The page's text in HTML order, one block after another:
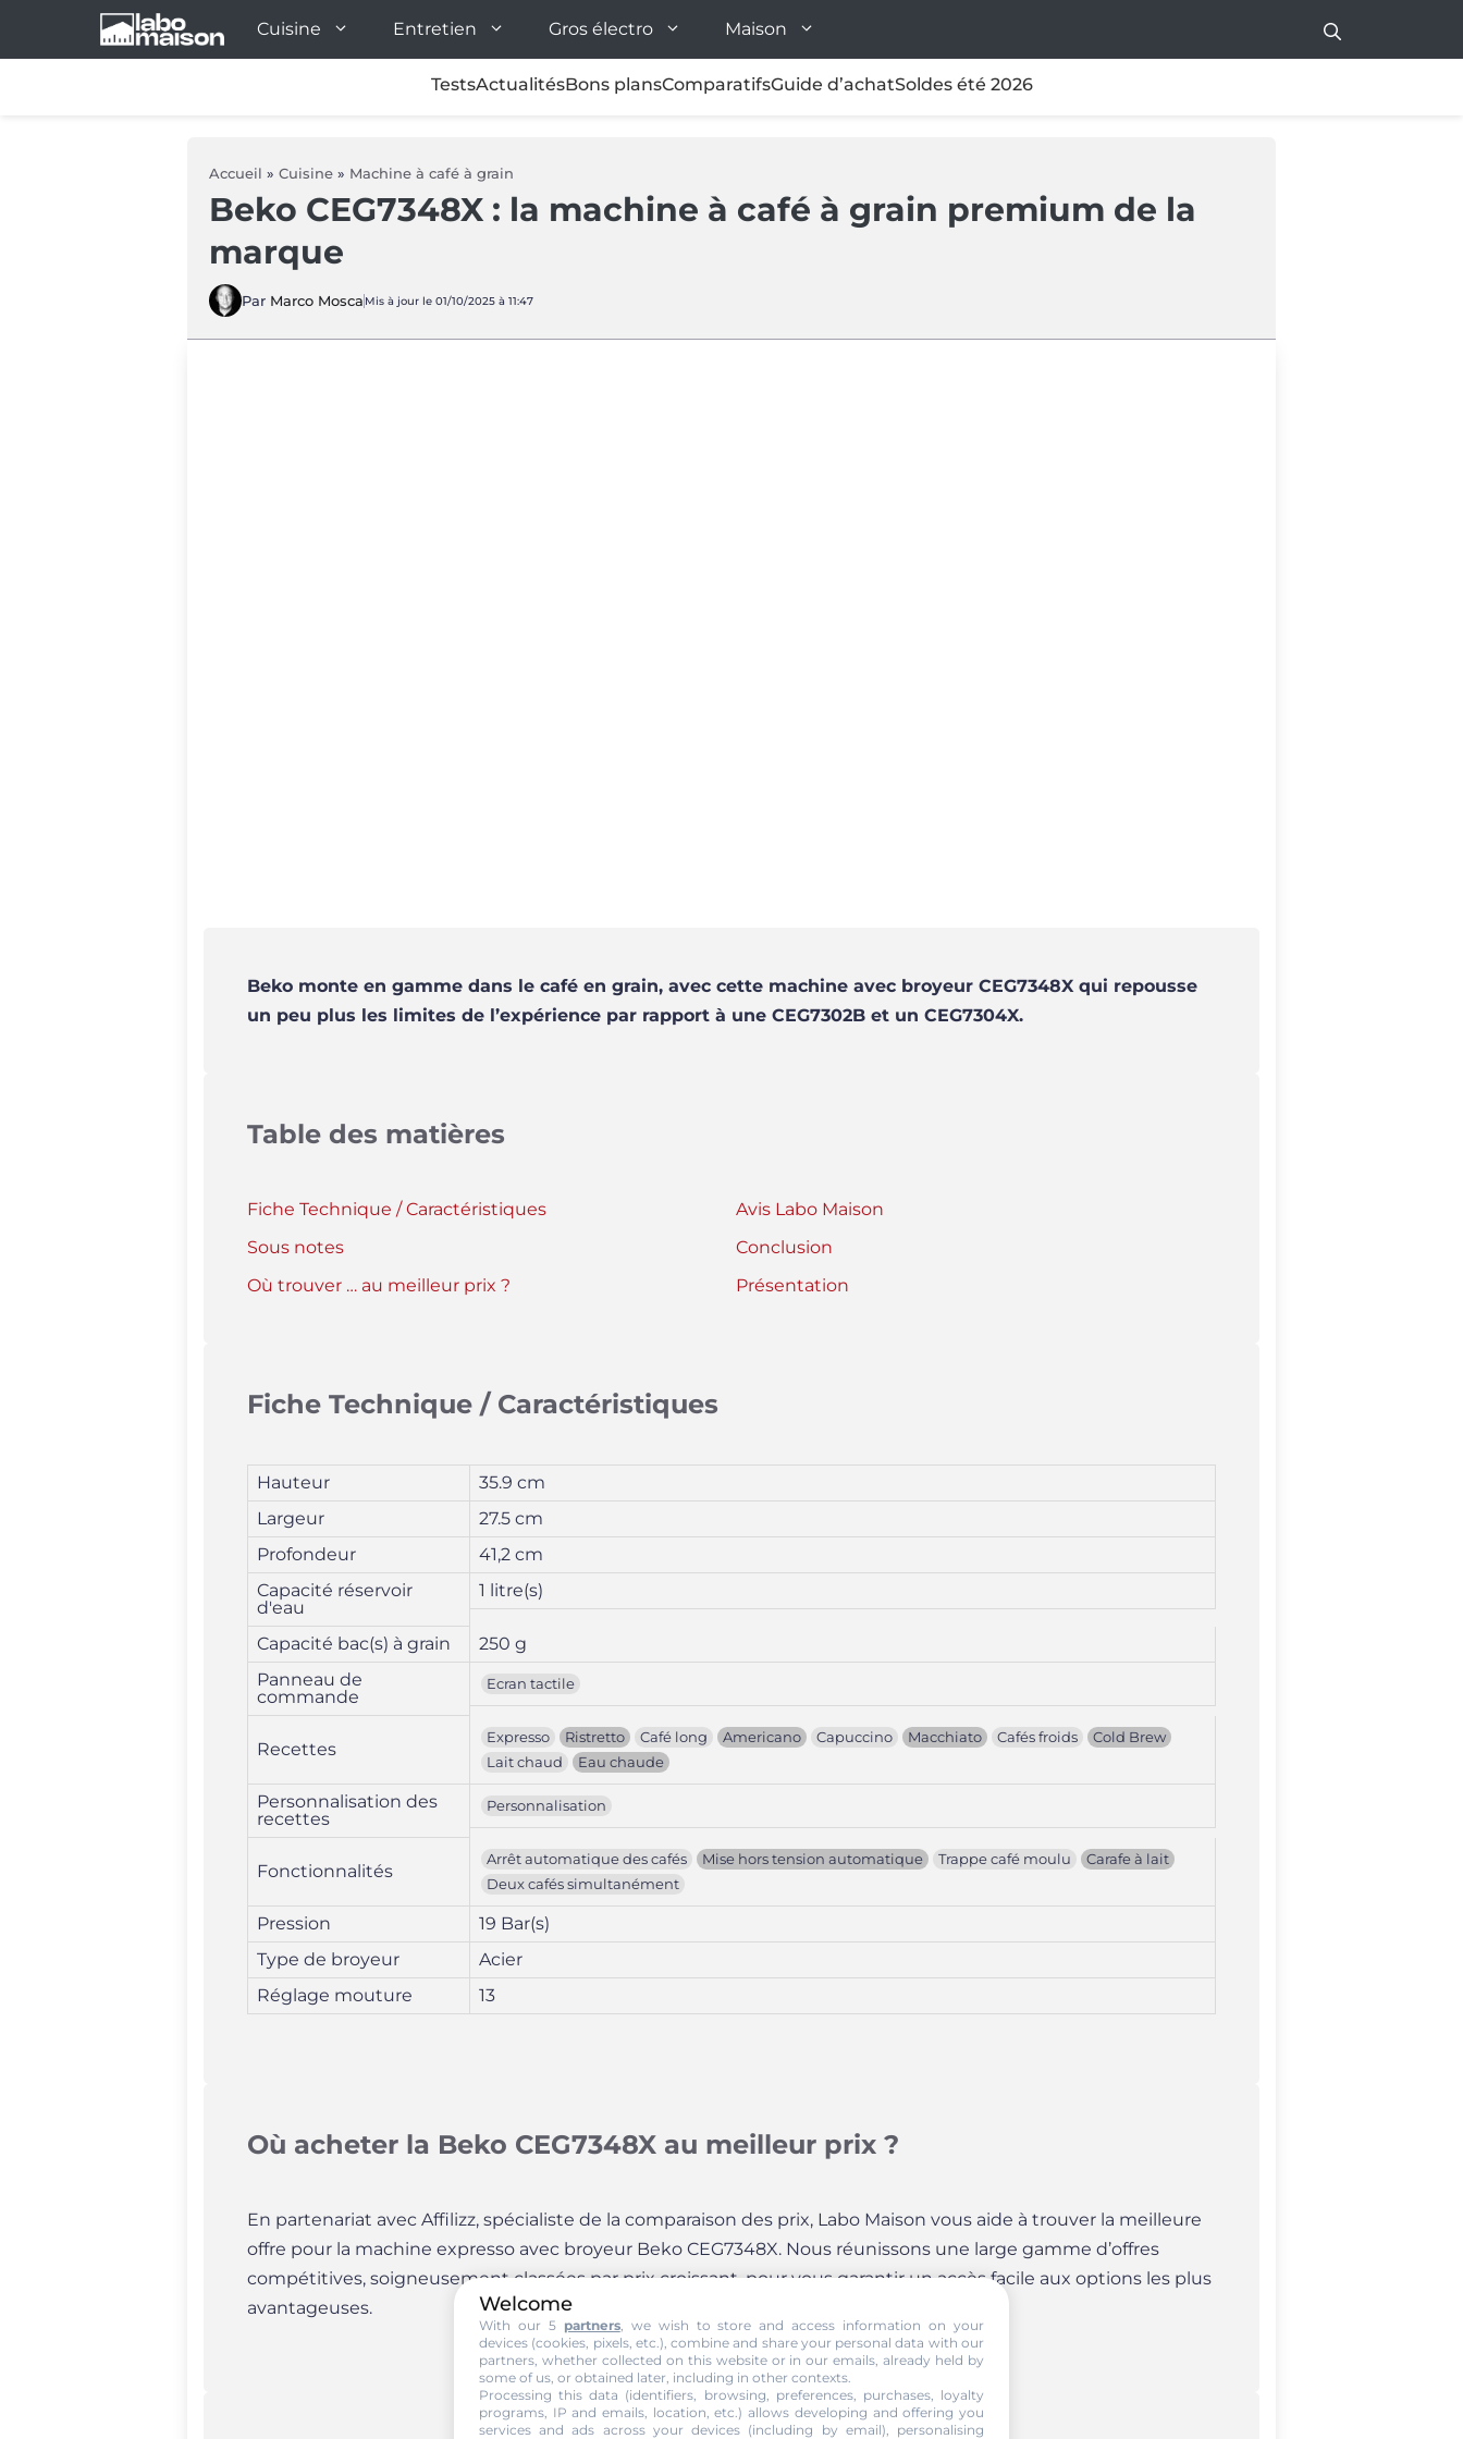
Cuisine Entretien Gros électro Maison
TestsActualitésBons plansComparatifsGuide d’achatSoldes été 2026
Accueil » Cuisine » Machine à café à grain
Beko CEG7348X : la machine à café à grain premium de la
marque
Par Marco Mosca Mis à jour le 01/10/2025 à 11:47
Beko monte en gamme dans le café en grain, avec cette machine avec broyeur CEG7348X qui repousse
un peu plus les limites de l’expérience par rapport à une CEG7302B et un CEG7304X.
Table des matières
Fiche Technique / Caractéristiques
Avis Labo Maison
Sous notes
Conclusion
Où trouver … au meilleur prix ?
Présentation
Fiche Technique / Caractéristiques
Hauteur
35.9 cm
Largeur
27.5 cm
Profondeur
41,2 cm
Capacité réservoir
d'eau
1 litre(s)
Capacité bac(s) à grain
250 g
Panneau de
commande
Ecran tactile
Recettes
Expresso Ristretto Café long Americano Capuccino Macchiato Cafés froids
Cold Brew
Lait chaud
Eau chaude
Personnalisation des
recettes
Personnalisation
Fonctionnalités
Arrêt automatique des cafés Mise hors tension automatique Trappe café moulu
Carafe à lait
Deux cafés simultanément
Pression
19 Bar(s)
Type de broyeur
Acier
Réglage mouture
13
Où acheter la Beko CEG7348X au meilleur prix ?
En partenariat avec Affilizz, spécialiste de la comparaison des prix, Labo Maison vous aide à trouver la meilleure
offre pour la machine expresso avec broyeur Beko CEG7348X. Nous réunissons une large gamme d’offres
compétitives, soigneusement classées par prix croissant, pour vous garantir un accès facile aux options les plus
avantageuses.
Welcome
With our 5 partners, we wish to store and access information on your
devices (cookies, pixels, etc.), combine and share your personal data with our
partners, whether collected on this website or in our emails, already held by
some of us, or obtained later, including in other contexts.
Processing this data (identifiers, browsing, preferences, purchases, loyalty
programs, IP and emails, location, etc.) allows developing and offering you
services and ads across your devices (including by email), personalising